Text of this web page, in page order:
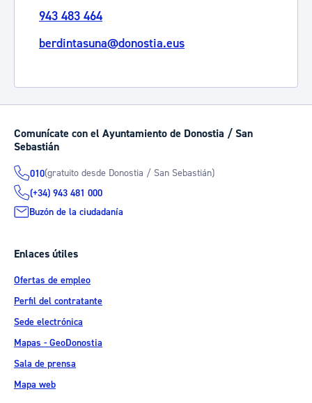
943 483 464
berdintasuna@donostia.eus
Comunícate con el Ayuntamiento de Donostia / San
Sebastián
010(gratuito desde Donostia / San Sebastián)
(+34) 943 481 000
Buzón de la ciudadanía
Enlaces útiles
Ofertas de empleo
Perfil del contratante
Sede electrónica
Mapas - GeoDonostia
Sala de prensa
Mapa web